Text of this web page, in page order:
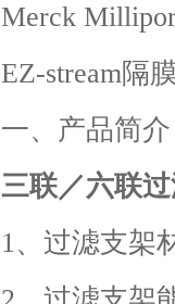
Merck
EZ-stream隔
一、产品简
三联／六联
1、过滤支架